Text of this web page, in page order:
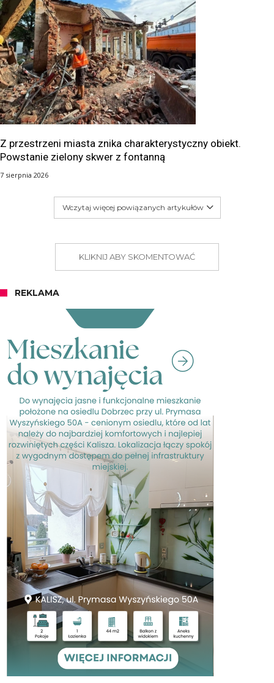
Z przestrzeni miasta znika charakterystyczny obiekt.
Powstanie zielony skwer z fontanną
7 sierpnia 2026
Wczytaj więcej powiązanych artykułów
KLIKNIJ ABY SKOMENTOWAĆ
REKLAMA